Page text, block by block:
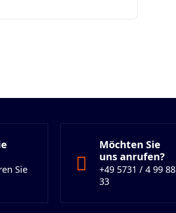
Sie
Möchten Sie
uns anrufen?
+49 5731 / 4 99 88
33